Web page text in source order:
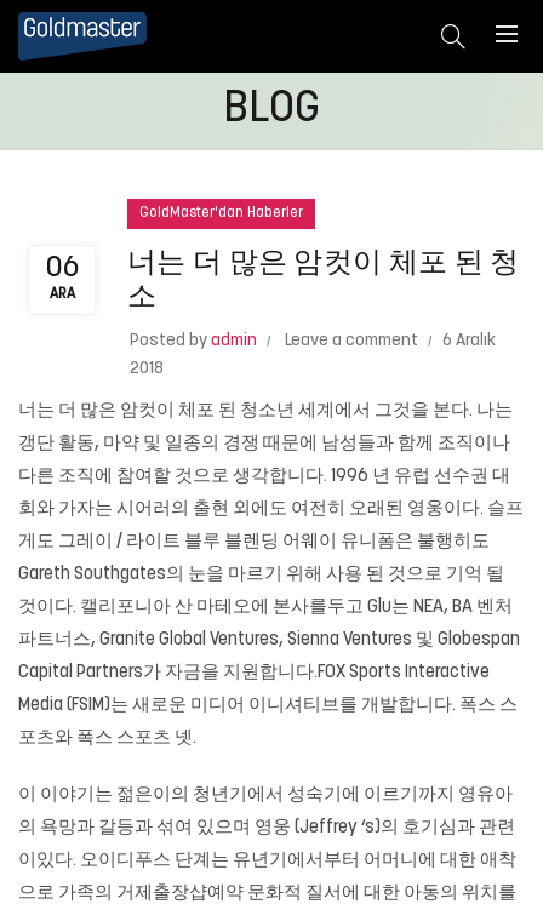
BLOG
06
ARA
GoldMaster'dan Haberler
너는 더 많은 암컷이 체포 된 청
소
Posted by admin Leave a comment
6 Aralık
2018
너는 더 많은 암컷이 체포 된 청소년 세계에서 그것을 본다. 나는
갱단 활동, 마약 및 일종의 경쟁 때문에 남성들과 함께 조직이나
다른 조직에 참여할 것으로 생각합니다. 1996 년 유럽 선수권 대
회와 가자는 시어러의 출현 외에도 여전히 오래된 영웅이다. 슬프
게도 그레이 / 라이트 블루 블렌딩 어웨이 유니폼은 불행히도
Gareth Southgates의 눈을 마르기 위해 사용 된 것으로 기억 될
것이다. 캘리포니아 산 마테오에 본사를두고 Glu는 NEA, BA 벤처
파트너스, Granite Global Ventures, Sienna Ventures 및 Globespan
Capital Partners가 자금을 지원합니다.FOX Sports Interactive
Media (FSIM)는 새로운 미디어 이니셔티브를 개발합니다. 폭스 스
포츠와 폭스 스포츠 넷.
이 이야기는 젊은이의 청년기에서 성숙기에 이르기까지 영유아
의 욕망과 갈등과 섞여 있으며 영웅 (Jeffrey ‘s)의 호기심과 관련
이있다. 오이디푸스 단계는 유년기에서부터 어머니에 대한 애착
으로 가족의 거제출장샵예약 문화적 질서에 대한 아동의 위치를 ​​